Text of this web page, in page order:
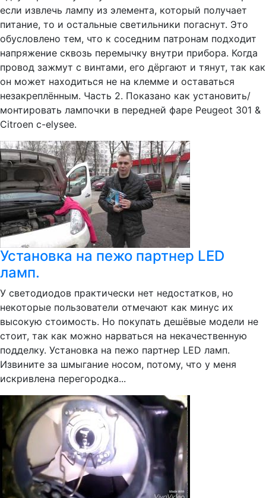
если извлечь лампу из элемента, который получает
питание, то и остальные светильники погаснут. Это
обусловлено тем, что к соседним патронам подходит
напряжение сквозь перемычку внутри прибора. Когда
провод зажмут с винтами, его дёргают и тянут, так как
он может находиться не на клемме и оставаться
незакреплённым. Часть 2. Показано как установить/
монтировать лампочки в передней фаре Peugeot 301 &
Citroen c-elysee.
Установка на пежо партнер LED
ламп.
У светодиодов практически нет недостатков, но
некоторые пользователи отмечают как минус их
высокую стоимость. Но покупать дешёвые модели не
стоит, так как можно нарваться на некачественную
подделку. Установка на пежо партнер LED ламп.
Извините за шмыгание носом, потому, что у меня
искривлена перегородка...